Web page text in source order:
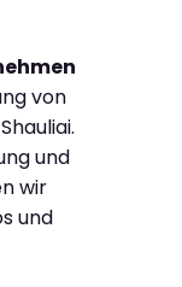
von
und
wir
und